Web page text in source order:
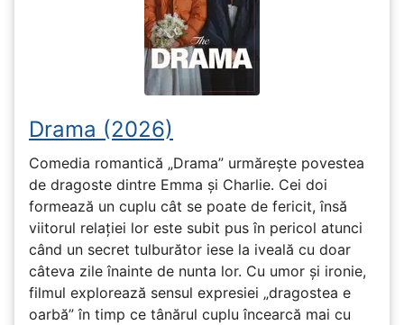
Drama (2026)
Comedia romantică „Drama” urmărește povestea
de dragoste dintre Emma și Charlie. Cei doi
formează un cuplu cât se poate de fericit, însă
viitorul relației lor este subit pus în pericol atunci
când un secret tulburător iese la iveală cu doar
câteva zile înainte de nunta lor. Cu umor și ironie,
filmul explorează sensul expresiei „dragostea e
oarbă” în timp ce tânărul cuplu încearcă mai cu